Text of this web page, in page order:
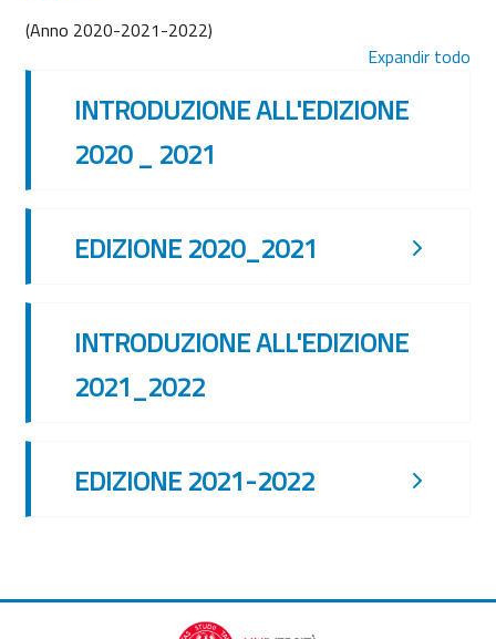
(Anno 2020-2021-2022)
Expandir todo
INTRODUZIONE ALL'EDIZIONE
2020 _ 2021
EDIZIONE 2020_2021
INTRODUZIONE ALL'EDIZIONE
2021_2022
EDIZIONE 2021-2022